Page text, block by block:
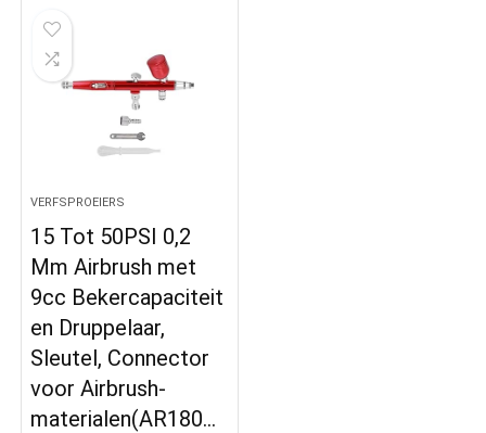
VERFSPROEIERS
15 Tot 50PSI 0,2
Mm Airbrush met
9cc Bekercapaciteit
en Druppelaar,
Sleutel, Connector
voor Airbrush-
materialen(AR180…